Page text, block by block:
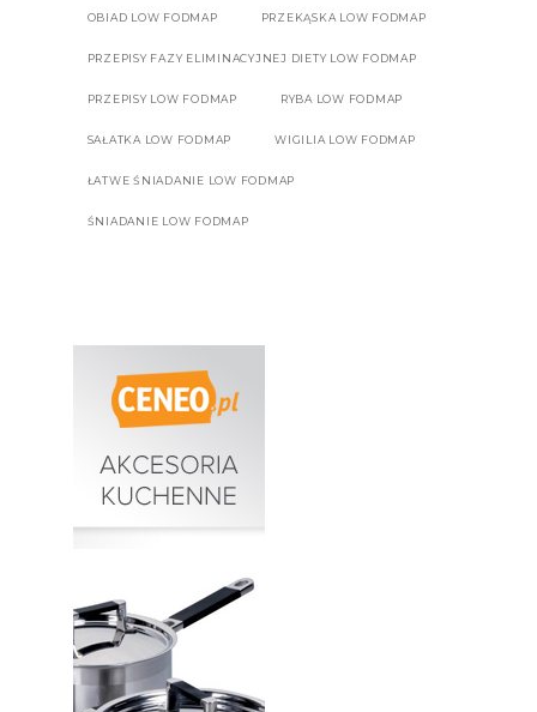
OBIAD LOW FODMAP PRZEKĄSKA LOW FODMAP
PRZEPISY FAZY ELIMINACYJNEJ DIETY LOW FODMAP
PRZEPISY LOW FODMAP RYBA LOW FODMAP
SAŁATKA LOW FODMAP WIGILIA LOW FODMAP
ŁATWE ŚNIADANIE LOW FODMAP
ŚNIADANIE LOW FODMAP